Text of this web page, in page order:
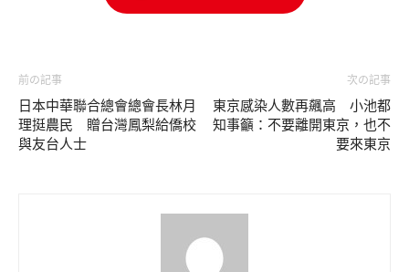
前の記事
日本中華聯合總會總會長林月
理挺農民 贈台灣鳳梨給僑校
與友台人士
次の記事
東京感染人數再飆高 小池都
知事籲：不要離開東京，也不
要來東京